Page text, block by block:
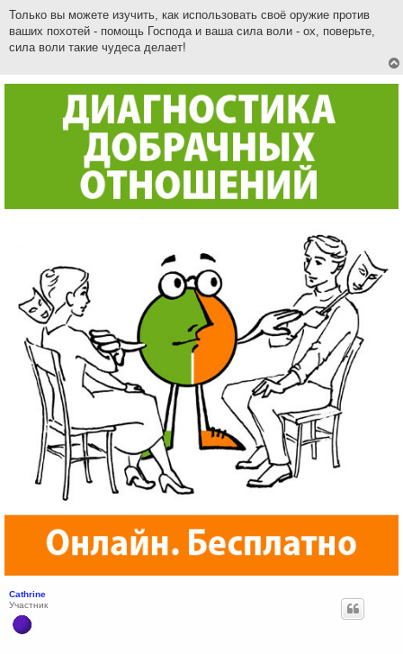
Только вы можете изучить, как использовать своё оружие против
ваших похотей - помощь Господа и ваша сила воли - ох, поверьте,
сила воли такие чудеса делает!
Cathrine
Участник